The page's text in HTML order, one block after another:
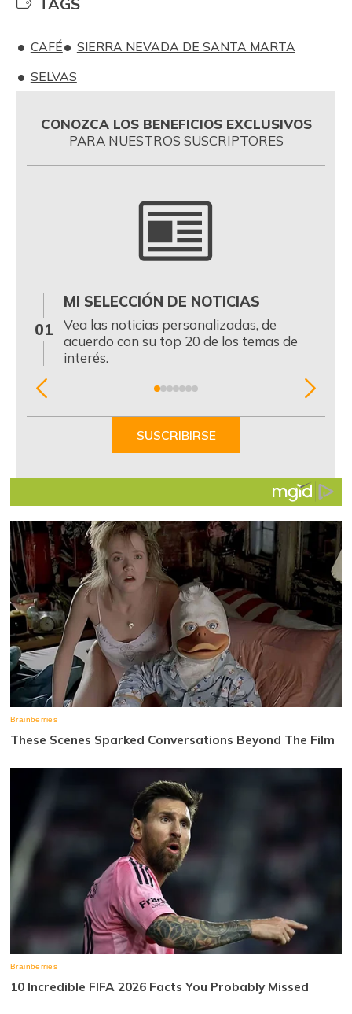
CAFÉ
SIERRA NEVADA DE SANTA MARTA
SELVAS
CONOZCA LOS BENEFICIOS EXCLUSIVOS
PARA NUESTROS SUSCRIPTORES
01
MI SELECCIÓN DE NOTICIAS
Vea las noticias personalizadas, de
acuerdo con su top 20 de los temas de
interés.
Item
SUSCRIBIRSE